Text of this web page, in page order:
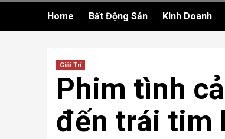
Home Bất Động Sản KInh Doanh
Giải Trí
Phim tình
đến trái tim